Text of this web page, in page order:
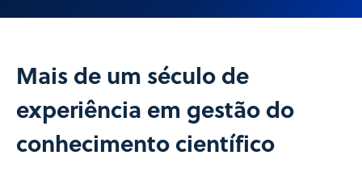
Mais de um século de
experiência em gestão do
conhecimento científico